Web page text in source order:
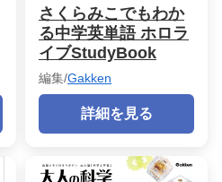
さくらみこでもわか
る中学英単語 ホロラ
イブStudyBook
編集/Gakken
詳細を見る